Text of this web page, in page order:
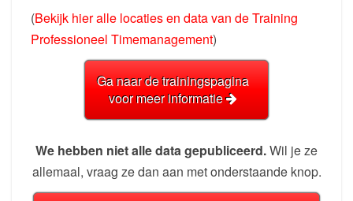
(Bekijk hier alle locaties en data van de Training
Professioneel Timemanagement)
Ga naar de trainingspagina
voor meer informatie
We hebben niet alle data gepubliceerd.Wil je ze
allemaal, vraag ze dan aan met onderstaande knop.